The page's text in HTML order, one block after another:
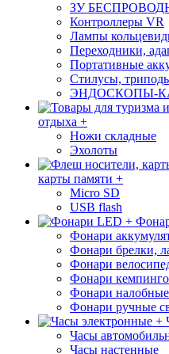
ЗУ
Контроллеры VR
Лампы
Переходники,
Портативные
Стилусы,
ЭНДОСКОПЫ-
отдыха +
Ножи складные
Эхолоты
карты памяти +
Micro SD
USB flash
Фонари
Фонари брелки,
Фонари
Фонари
Фонари
Фонари ручные
Часы
Часы настенные